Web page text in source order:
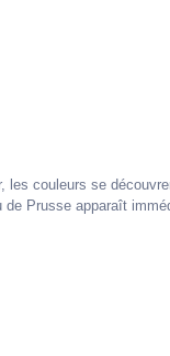
les couleurs se
Prusse apparaît